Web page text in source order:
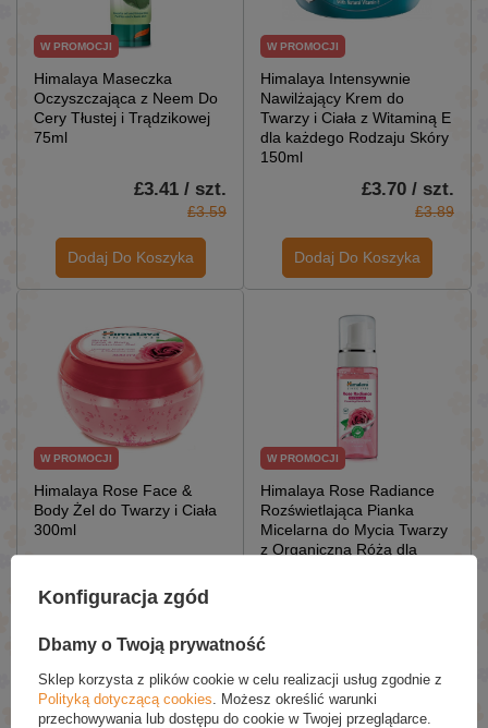
W PROMOCJI
Himalaya Maseczka
Oczyszczająca z Neem Do
Cery Tłustej i Trądzikowej
75ml
£3.41 / szt.
£3.59
Dodaj Do Koszyka
W PROMOCJI
Himalaya Intensywnie
Nawilżający Krem do
Twarzy i Ciała z Witaminą E
dla każdego Rodzaju Skóry
150ml
£3.70 / szt.
£3.89
Dodaj Do Koszyka
W PROMOCJI
Himalaya Rose Face &
Body Żel do Twarzy i Ciała
300ml
£7.79
Dodaj Do Koszyka
W PROMOCJI
Himalaya Rose Radiance
Rozświetlająca Pianka
Micelarna do Mycia Twarzy
z Organiczną Różą dla
Dodaj Do Koszyka
Konfiguracja zgód
Dbamy o Twoją prywatność
Sklep korzysta z plików cookie w celu realizacji usług zgodnie z
Polityką dotyczącą cookies . Możesz określić warunki
przechowywania lub dostępu do cookie w Twojej przeglądarce.